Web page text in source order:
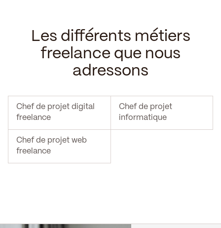
Les différents métiers
freelance que nous
adressons
Chef de projet digital
freelance
Chef de projet
informatique
Chef de projet web
freelance